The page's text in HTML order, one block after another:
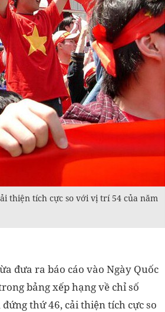
thiện tích cực so với vị trí 54 của năm
đưa ra báo cáo vào Ngày Quốc
bảng xếp hạng về chỉ số
thứ 46, cải thiện tích cực so